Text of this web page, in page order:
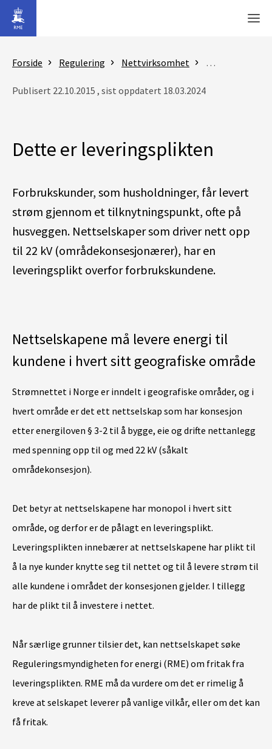
Gå til hovedinnhold
Forside Regulering Nettvirksomhet Nettilknytning
Publisert 22.10.2015 , sist oppdatert 18.03.2024
Dette er leveringsplikten
Forbrukskunder, som husholdninger, får levert
strøm gjennom et tilknytningspunkt, ofte på
husveggen. Nettselskaper som driver nett opp
til 22 kV (områdekonsesjonærer), har en
leveringsplikt overfor forbrukskundene.
Nettselskapene må levere energi til
kundene i hvert sitt geografiske område
Strømnettet i Norge er inndelt i geografiske områder, og i
hvert område er det ett nettselskap som har konsesjon
etter energiloven § 3-2 til å bygge, eie og drifte nettanlegg
med spenning opp til og med 22 kV (såkalt
områdekonsesjon).
Det betyr at nettselskapene har monopol i hvert sitt
område, og derfor er de pålagt en leveringsplikt.
Leveringsplikten innebærer at nettselskapene har plikt til
å la nye kunder knytte seg til nettet og til å levere strøm til
alle kundene i området der konsesjonen gjelder. I tillegg
har de plikt til å investere i nettet.
Når særlige grunner tilsier det, kan nettselskapet søke
Reguleringsmyndigheten for energi (RME) om fritak fra
leveringsplikten. RME må da vurdere om det er rimelig å
kreve at selskapet leverer på vanlige vilkår, eller om det kan
få fritak.